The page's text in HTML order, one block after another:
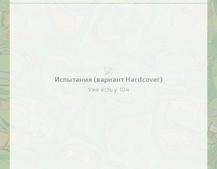
Испытания (вариант Hardcover)
Уже есть у: 104